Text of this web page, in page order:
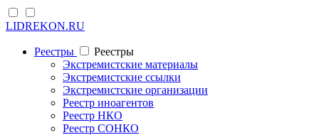
LIDREKON.RU
Реестры
Реестры
Экстремистские материалы
Экстремистские ссылки
Экстремистские организации
Реестр иноагентов
Реестр НКО
Реестр СОНКО